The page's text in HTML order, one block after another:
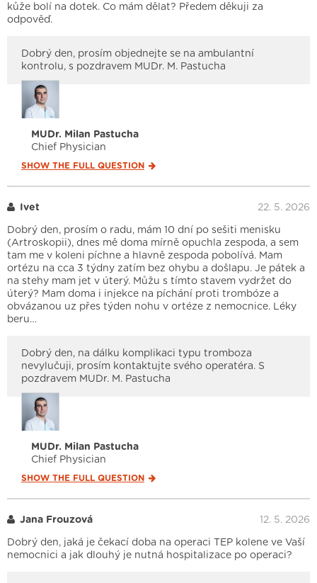
kůže bolí na dotek. Co mám dělat? Předem děkuji za
odpověď.
Dobrý den, prosím objednejte se na ambulantní
kontrolu, s pozdravem MUDr. M. Pastucha
MUDr. Milan Pastucha
Chief Physician
SHOW THE FULL QUESTION
Ivet 22. 5. 2026
Dobrý den, prosím o radu, mám 10 dní po sešiti menisku
(Artroskopii), dnes mě doma mírně opuchla zespoda, a sem
tam me v koleni píchne a hlavně zespoda pobolívá. Mam
ortézu na cca 3 týdny zatím bez ohybu a došlapu. Je pátek a
na stehy mam jet v úterý. Můžu s tímto stavem vydržet do
úterý? Mam doma i injekce na píchání proti trombóze a
obvázanou uz přes týden nohu v ortéze z nemocnice. Léky
beru…
Dobrý den, na dálku komplikaci typu tromboza
nevylučuji, prosím kontaktujte svého operatéra. S
pozdravem MUDr. M. Pastucha
MUDr. Milan Pastucha
Chief Physician
SHOW THE FULL QUESTION
Jana Frouzová 12. 5. 2026
Dobrý den, jaká je čekací doba na operaci TEP kolene ve Vaší
nemocnici a jak dlouhý je nutná hospitalizace po operaci?